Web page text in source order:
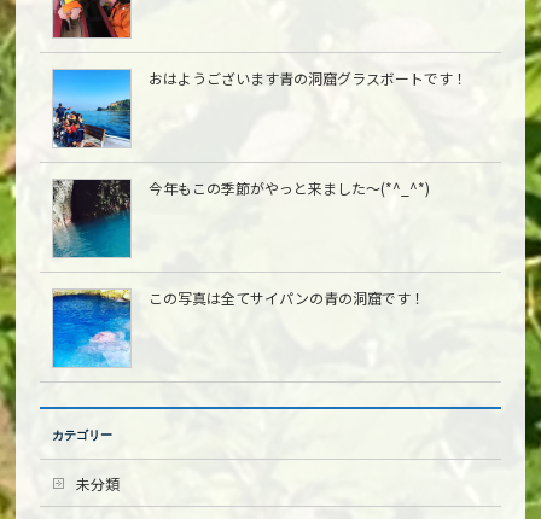
おはようございます青の洞窟グラスボートです！
今年もこの季節がやっと来ました〜(*^_^*)
この写真は全てサイパンの青の洞窟です！
カテゴリー
未分類